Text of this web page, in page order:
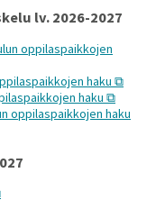
lv. 2026-2027
oppilaspaikkojen
haku
haku
oppilaspaikkojen haku